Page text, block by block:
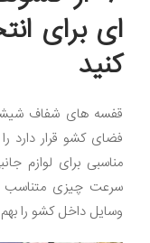
ای برای
کنید
قفسه های شفاف
فضای کشو قرار دارد
مناسبی برای لوازم
سرعت چیزی متناسب
وسایل داخل کشو را بهم